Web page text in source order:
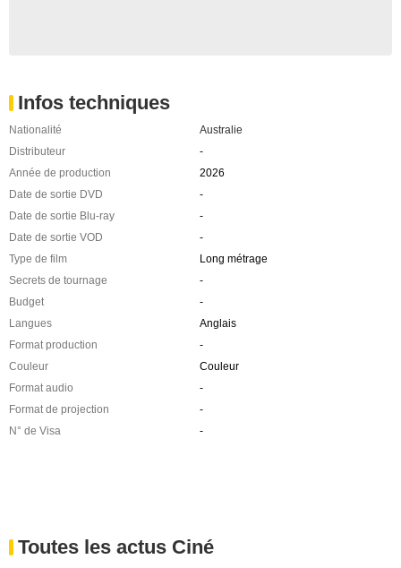
Infos techniques
Nationalité
Australie
Distributeur
-
Année de production
2026
Date de sortie DVD
-
Date de sortie Blu-ray
-
Date de sortie VOD
-
Type de film
Long métrage
Secrets de tournage
-
Budget
-
Langues
Anglais
Format production
-
Couleur
Couleur
Format audio
-
Format de projection
-
N° de Visa
-
Toutes les actus Ciné